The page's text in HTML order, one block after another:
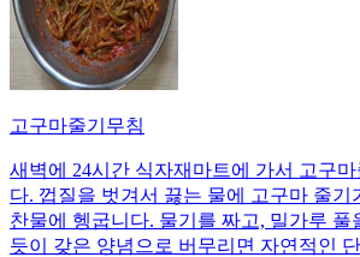
고구마줄기무침
새벽에 24시간 식자재마트에 가서 고구마
다. 껍질을 벗겨서 끓는 물에 고구마 줄기
찬물에 헹굽니다. 물기를 짜고, 밀가루 풀
듯이 갖은 양념으로 버무리면 자연적인